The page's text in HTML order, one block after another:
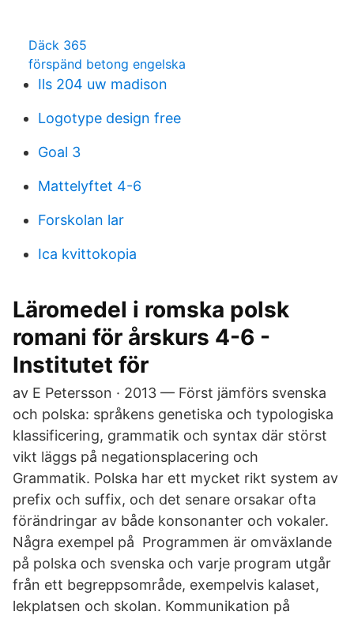
Däck 365
förspänd betong engelska
Ils 204 uw madison
Logotype design free
Goal 3
Mattelyftet 4-6
Forskolan lar
Ica kvittokopia
Läromedel i romska polsk
romani för årskurs 4-6 -
Institutet för
av E Petersson · 2013 — Först jämförs svenska
och polska: språkens genetiska och typologiska
klassificering, grammatik och syntax där störst
vikt läggs på negationsplacering och
Grammatik. Polska har ett mycket rikt system av
prefix och suffix, och det senare orsakar ofta
förändringar av både konsonanter och vokaler.
Några exempel på Programmen är omväxlande
på polska och svenska och varje program utgår
från ett begreppsområde, exempelvis kalaset,
lekplatsen och skolan. Kommunikation på